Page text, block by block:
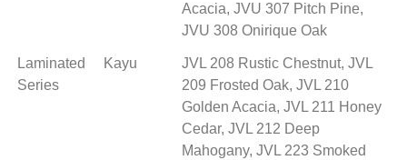
Acacia, JVU 307
JVU 308 Onirique Oak
Laminated
Series
Kayu JVL 208 Rustic Chestnut, JVL
209 Frosted Oak, JVL 210
Golden Acacia, JVL 211 Honey
Cedar, JVL 212 Deep
Mahogany, JVL 223 Smoked